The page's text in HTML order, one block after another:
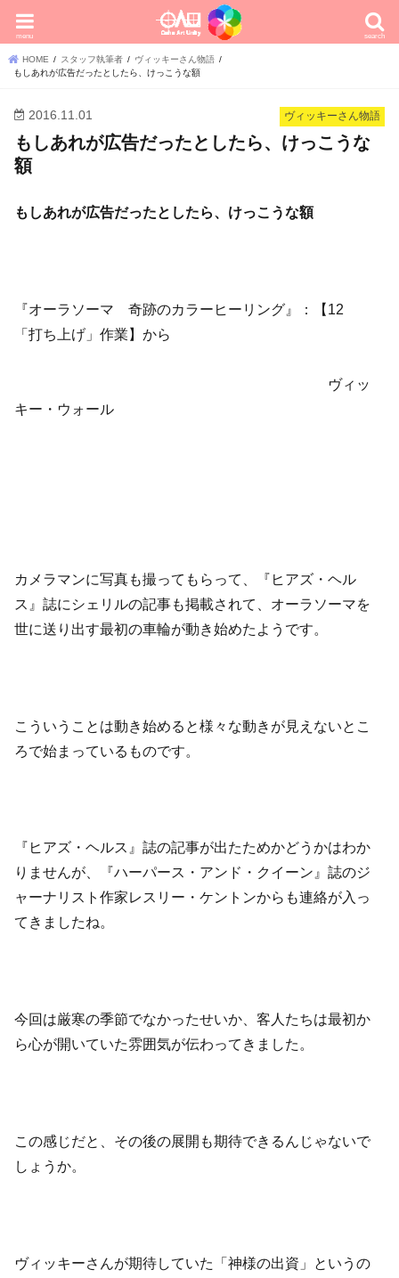
search
menu
HOME スタッフ執筆者
ヴィッキーさん物語
もしあれが広告だったとしたら、けっこうな額
ヴィッキーさん物語
2016.11.01
もしあれが広告だったとしたら、けっこうな
額
もしあれが広告だったとしたら、けっこうな額
『オーラソーマ 奇跡のカラーヒーリング』：【12
「打ち上げ」作業】から
ヴィッ
キー・ウォール
カメラマンに写真も撮ってもらって、『ヒアズ・ヘル
ス』誌にシェリルの記事も掲載されて、オーラソーマを
世に送り出す最初の車輪が動き始めたようです。
こういうことは動き始めると様々な動きが見えないとこ
ろで始まっているものです。
『ヒアズ・ヘルス』誌の記事が出たためかどうかはわか
りませんが、『ハーパース・アンド・クイーン』誌のジ
ャーナリスト作家レスリー・ケントンからも連絡が入っ
てきましたね。
今回は厳寒の季節でなかったせいか、客人たちは最初か
ら心が開いていた雰囲気が伝わってきました。
この感じだと、その後の展開も期待できるんじゃないで
しょうか。
ヴィッキーさんが期待していた「神様の出資」というの